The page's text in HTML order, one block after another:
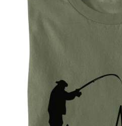
zájmy a
Domácnost
Kolekce